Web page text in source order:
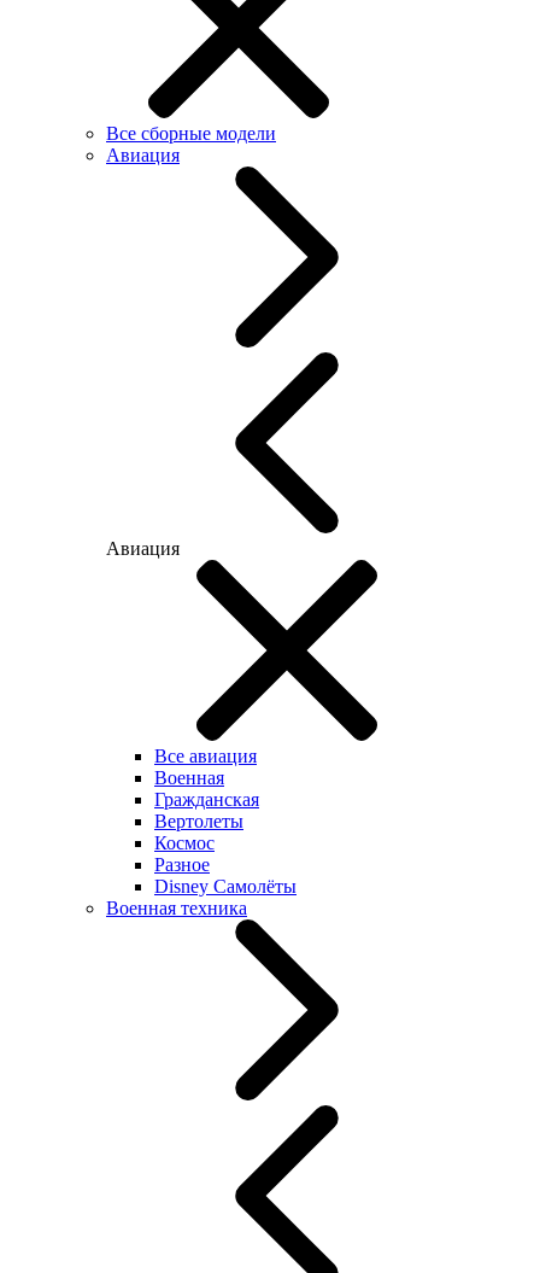
Все сборные модели
Авиация
Авиация
Все авиация
Военная
Гражданская
Вертолеты
Космос
Разное
Disney Самолёты
Военная техника